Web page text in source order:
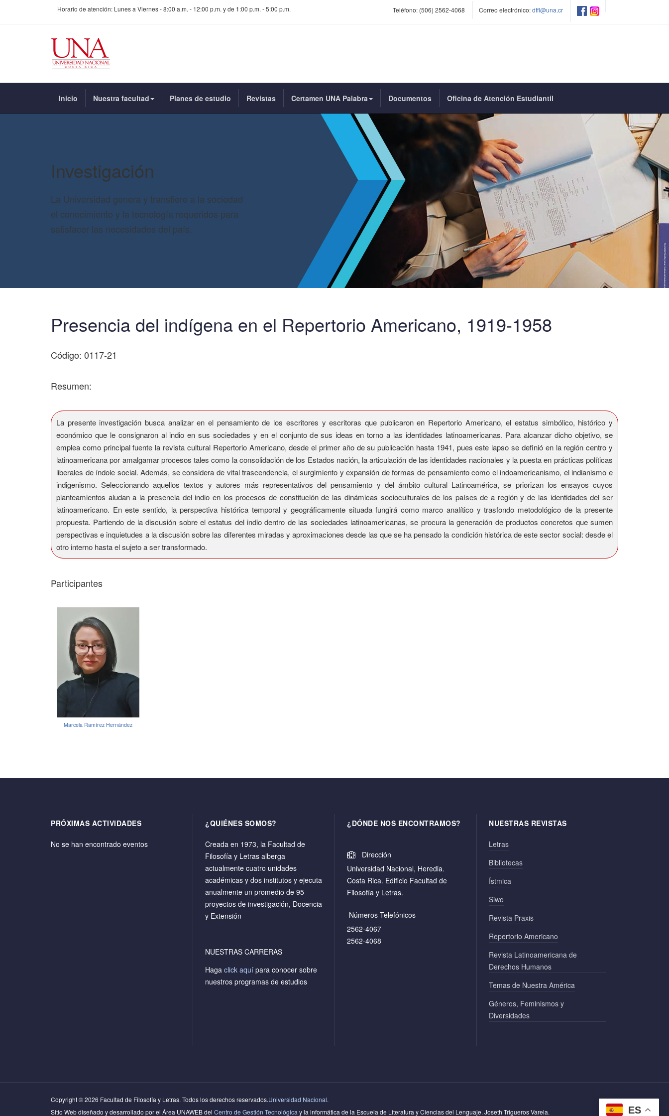
Horario de atención: Lunes a Viernes - 8:00 a.m. - 12:00 p.m. y de 1:00 p.m. - 5:00 p.m. Teléfono: (506) 2562-4068 Correo electrónico:dffl@una.cr
ES
Inicio Nuestra facultad Planes de estudio Revistas Certamen UNA Palabra Documentos Oficina de Atención Estudiantil
Investigación
La Universidad genera y transfiere a la sociedad
el conocimiento y la tecnología requeridos para
satisfacer las necesidades del país.
Presencia del indígena en el Repertorio Americano, 1919-1958
Código: 0117-21
Resumen:
La presente investigación busca analizar en el pensamiento de los escritores y escritoras que publicaron en Repertorio Americano, el estatus simbólico, histórico y
económico que le consignaron al indio en sus sociedades y en el conjunto de sus ideas en torno a las identidades latinoamericanas. Para alcanzar dicho objetivo, se
emplea como principal fuente la revista cultural Repertorio Americano, desde el primer año de su publicación hasta 1941, pues este lapso se definió en la región centro y
latinoamericana por amalgamar procesos tales como la consolidación de los Estados nación, la articulación de las identidades nacionales y la puesta en prácticas políticas
liberales de índole social. Además, se considera de vital trascendencia, el surgimiento y expansión de formas de pensamiento como el indoamericanismo, el indianismo e
indigenismo. Seleccionando aquellos textos y autores más representativos del pensamiento y del ámbito cultural Latinoamérica, se priorizan los ensayos cuyos
planteamientos aludan a la presencia del indio en los procesos de constitución de las dinámicas socioculturales de los países de a región y de las identidades del ser
latinoamericano. En este sentido, la perspectiva histórica temporal y geográficamente situada fungirá como marco analítico y trasfondo metodológico de la presente
propuesta. Partiendo de la discusión sobre el estatus del indio dentro de las sociedades latinoamericanas, se procura la generación de productos concretos que sumen
perspectivas e inquietudes a la discusión sobre las diferentes miradas y aproximaciones desde las que se ha pensado la condición histórica de este sector social: desde el
otro interno hasta el sujeto a ser transformado.
Participantes
Marcela Ramírez Hernández
PRÓXIMAS ACTIVIDADES
No se han encontrado eventos
¿QUIÉNES SOMOS?
Creada en 1973, la Facultad de
Filosofía y Letras alberga
actualmente cuatro unidades
académicas y dos institutos y ejecuta
anualmente un promedio de 95
proyectos de investigación, Docencia
y Extensión
NUESTRAS CARRERAS
Haga click aquí para conocer sobre
nuestros programas de estudios
¿DÓNDE NOS ENCONTRAMOS?
Dirección
Universidad Nacional, Heredia.
Costa Rica. Edificio Facultad de
Filosofía y Letras.
Números Telefónicos
2562-4067
2562-4068
NUESTRAS REVISTAS
Letras
Bibliotecas
Ístmica
Siwo
Revista Praxis
Repertorio Americano
Revista Latinoamericana de
Derechos Humanos
Temas de Nuestra América
Géneros, Feminismos y
Diversidades
Copyright © 2026 Facultad de Filosofía y Letras. Todos los derechos reservados.Universidad Nacional.
Sitio Web diseñado y desarrollado por el Área UNAWEB del Centro de Gestión Tecnológica y la informática de la Escuela de Literatura y Ciencias del Lenguaje. Joseth Trigueros Varela.